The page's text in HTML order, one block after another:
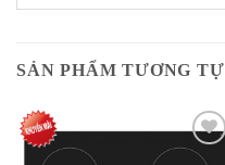
SẢN PHẨM TƯƠNG TỰ
Add to